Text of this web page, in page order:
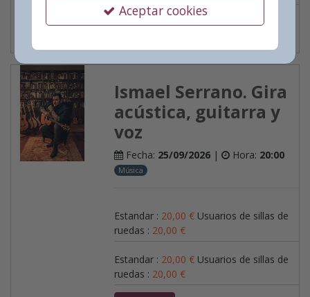
Aceptar cookies
Ver más
Ismael Serrano. Gira
acústica, guitarra y
voz
Fecha: 25/09/2026| Hora: 20:00
Música
Estandar : 20,00 € Usuarios de sillas de
ruedas : 20,00 €
Estandar : 20,00 € Usuarios de sillas de
ruedas : 20,00 €